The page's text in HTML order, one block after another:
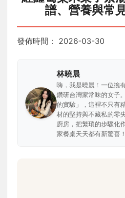
譜、營養與常
發佈時間： 2026-03-30
林曉晨
嗨，我是曉晨！一位擁
鑽研台灣家常味的女子
的實驗」，這裡不只有
材的堅持與不藏私的零
廚房，把繁瑣的步驟化
家餐桌天天都有新驚喜！